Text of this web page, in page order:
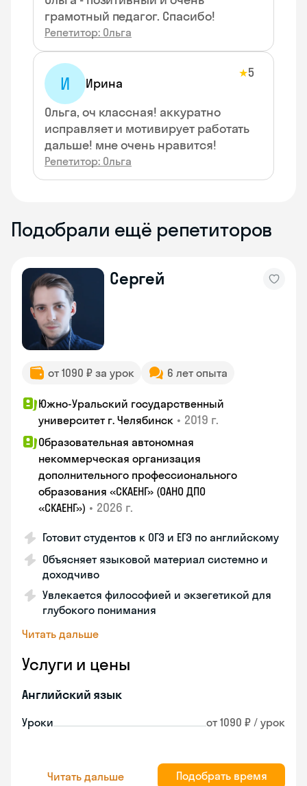
грамотный педагог. Спасибо!
Репетитор: Ольга
И Ирина
★5
Ольга, оч классная! аккуратно
исправляет и мотивирует работать
дальше! мне очень нравится!
Репетитор: Ольга
Подобрали ещё репетиторов
Сергей
от 1090 ₽ за урок 6 лет опыта
Южно-Уральский государственный
университет г. Челябинск • 2019 г.
Образовательная автономная
некоммерческая организация
дополнительного профессионального
образования «СКАЕНГ» (ОАНО ДПО
«СКАЕНГ») • 2026 г.
Готовит студентов к ОГЭ и ЕГЭ по английскому
Объясняет языковой материал системно и
доходчиво
Увлекается философией и экзегетикой для
глубокого понимания
Читать дальше
Услуги и цены
Английский язык
Уроки от 1090 ₽ / урок
Читать дальше Подобрать время